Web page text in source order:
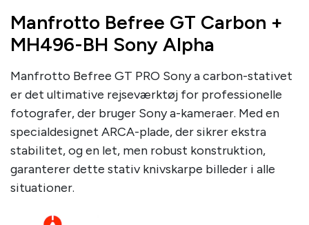
Manfrotto Befree GT Carbon +
MH496-BH Sony Alpha
Manfrotto Befree GT PRO Sony a carbon-stativet
er det ultimative rejseværktøj for professionelle
fotografer, der bruger Sony a-kameraer. Med en
specialdesignet ARCA-plade, der sikrer ekstra
stabilitet, og en let, men robust konstruktion,
garanterer dette stativ knivskarpe billeder i alle
situationer.